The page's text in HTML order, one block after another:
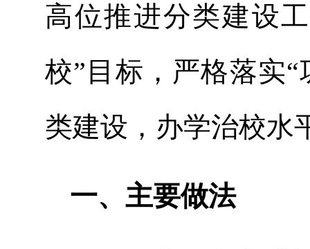
高位推进分类建设
校”目标，严格落实
类建设，办学治校水
一、主要做法